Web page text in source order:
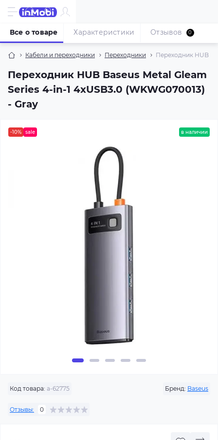
Кабели и переходники Переходники Переходник HUB
Переходник HUB Baseus Metal Gleam
Series 4-in-1 4xUSB3.0 (WKWG070013)
- Gray
Все о товаре Характеристики Отзывов 0
-10% sale в наличии
Код товара: a-62775 Бренд: Baseus
Отзывы: 0